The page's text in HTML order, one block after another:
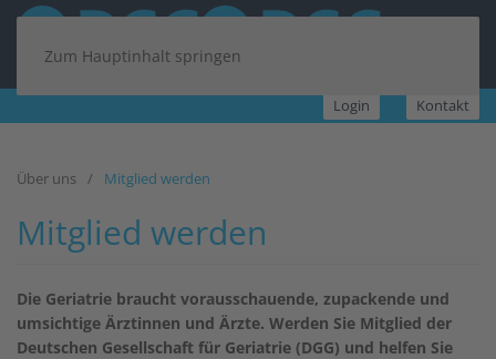
Zum Hauptinhalt springen
Login Kontakt
Über uns Mitglied werden
Mitglied werden
Die Geriatrie braucht vorausschauende, zupackende und
umsichtige Ärztinnen und Ärzte. Werden Sie Mitglied der
Deutschen Gesellschaft für Geriatrie (DGG) und helfen Sie